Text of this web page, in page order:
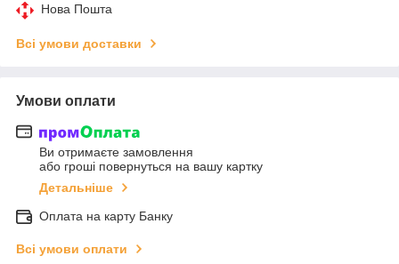
Нова Пошта
Всі умови доставки
Умови оплати
Ви отримаєте замовлення
або гроші повернуться на вашу картку
Детальніше
Оплата на карту Банку
Всі умови оплати